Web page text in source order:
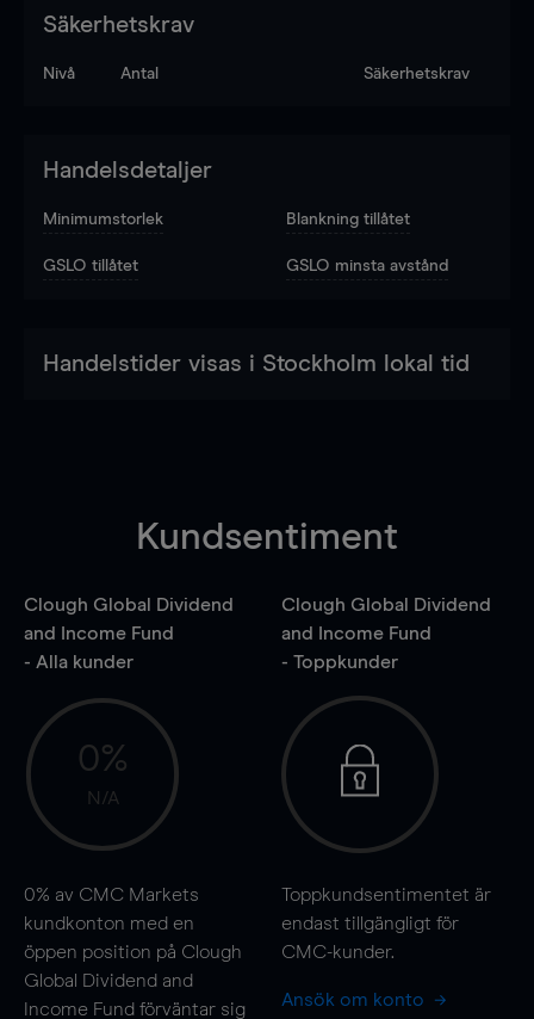
Säkerhetskrav
Nivå Antal Säkerhetskrav
Handelsdetaljer
Minimumstorlek Blankning tillåtet
GSLO tillåtet GSLO minsta avstånd
Handelstider visas i Stockholm lokal tid
Kundsentiment
Clough Global Dividend
and Income Fund
- Alla kunder
0%
N/A
0% av CMC Markets
kundkonton med en
öppen position på Clough
Global Dividend and
Income Fund förväntar sig
Clough Global Dividend
and Income Fund
- Toppkunder
Toppkundsentimentet är
endast tillgängligt för
CMC-kunder.
Ansök om konto